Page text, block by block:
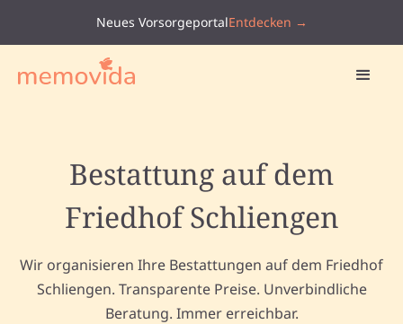
Neues VorsorgeportalEntdecken →
Bestattung auf dem
Friedhof Schliengen
Wir organisieren Ihre Bestattungen auf dem Friedhof
Schliengen. Transparente Preise. Unverbindliche
Beratung. Immer erreichbar.